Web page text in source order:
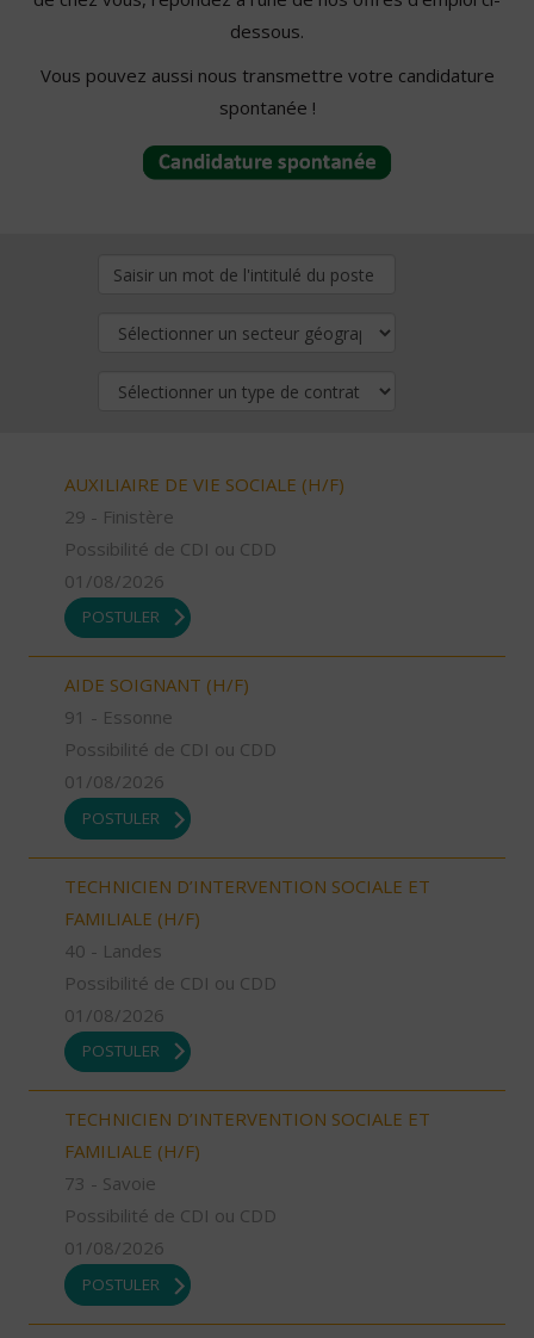
dessous.
Vous pouvez aussi nous transmettre votre candidature
spontanée !
AUXILIAIRE DE VIE SOCIALE (H/F)
29 - Finistère
Possibilité de CDI ou CDD
01/08/2026
POSTULER
AIDE SOIGNANT (H/F)
91 - Essonne
Possibilité de CDI ou CDD
01/08/2026
POSTULER
TECHNICIEN D’INTERVENTION SOCIALE ET
FAMILIALE (H/F)
40 - Landes
Possibilité de CDI ou CDD
01/08/2026
POSTULER
TECHNICIEN D’INTERVENTION SOCIALE ET
FAMILIALE (H/F)
73 - Savoie
Possibilité de CDI ou CDD
01/08/2026
POSTULER